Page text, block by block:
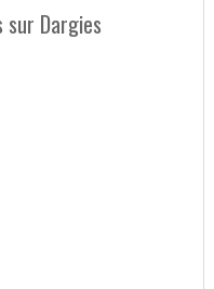
sur Dargies